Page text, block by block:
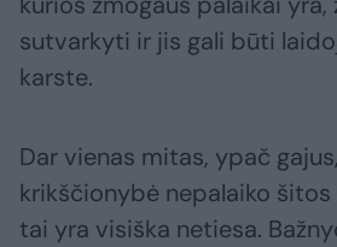
sutvarkyti ir jis gali būti
karste.
Dar vienas mitas, ypač
krikščionybė nepalaiko
tai yra visiška netiesa.